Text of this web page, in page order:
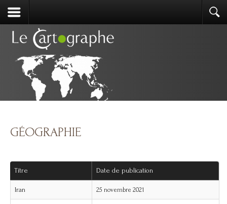
GÉOGRAPHIE
Titre Date de publication
Iran 25 novembre 2021